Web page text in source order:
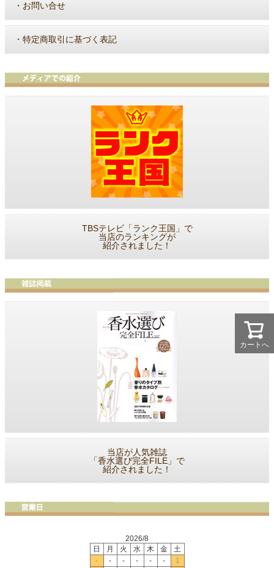
カートへ
・ お問い合せ
・ 特定商取引に基づく表記
TBSテレビ「ランク王国」で
当店のランキングが
紹介されました！
当店が人気雑誌
「香水選び完全FILE」で
紹介されました！
2026/8
日
月 火 水 木 金
土
-
- - - - - 1